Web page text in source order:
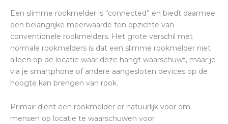
Een slimme rookmelder is “connected” en biedt daarmee
een belangrijke meerwaarde ten opzichte van
conventionele rookmelders. Het grote verschil met
normale rookmelders is dat een slimme rookmelder niet
alleen op de locatie waar deze hangt waarschuwt, maar je
via je smartphone of andere aangesloten devices op de
hoogte kan brengen van rook.
Primair dient een rookmelder er natuurlijk voor om
mensen op locatie te waarschuwen voor